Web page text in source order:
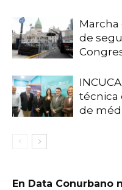
Marcha
de
técnica
de
En Data Conurbano